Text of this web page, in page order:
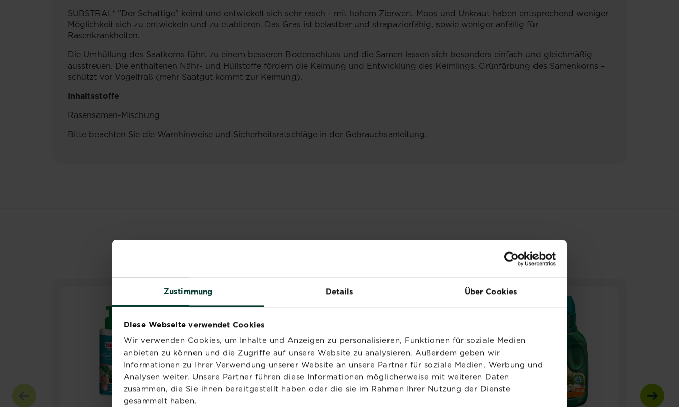
Zustimmung Details Über Cookies
Diese Webseite verwendet Cookies
Wir verwenden Cookies, um Inhalte und Anzeigen zu personalisieren, Funktionen für soziale Medien
anbieten zu können und die Zugriffe auf unsere Website zu analysieren. Außerdem geben wir
Informationen zu Ihrer Verwendung unserer Website an unsere Partner für soziale Medien, Werbung und
Analysen weiter. Unsere Partner führen diese Informationen möglicherweise mit weiteren Daten
zusammen, die Sie ihnen bereitgestellt haben oder die sie im Rahmen Ihrer Nutzung der Dienste
gesammelt haben.
SUBSTRAL® "Der Schattige" keimt und entwickelt sich sehr rasch - mit hohem Zierwert. Moos und Unkraut haben entsprechend weniger
Möglichkeit sich zu entwickeln und zu etablieren. Das Gras ist belastbar und strapazierfähig, sowie weniger anfällig für
Rasenkrankheiten.
Die Umhüllung des Saatkorns führt zu einem besseren Bodenschluss und die Samen lassen sich besonders einfach und gleichmäßig
ausstreuen. Die enthaltenen Nähr- und Hüllstoffe fördern die Keimung und Entwicklung des Keimlings. Grünfärbung des Samenkorns –
schützt vor Vogelfraß (mehr Saatgut kommt zur Keimung).
Inhaltsstoffe
Rasensamen-Mischung
Bitte beachten Sie die Warnhinweise und Sicherheitsratschläge in der Gebrauchsanleitung.